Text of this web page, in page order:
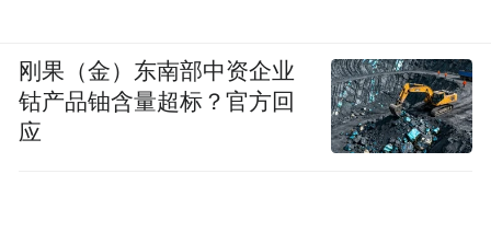
刚果（金）东南部中资企业
钴产品铀含量超标？官方回
应